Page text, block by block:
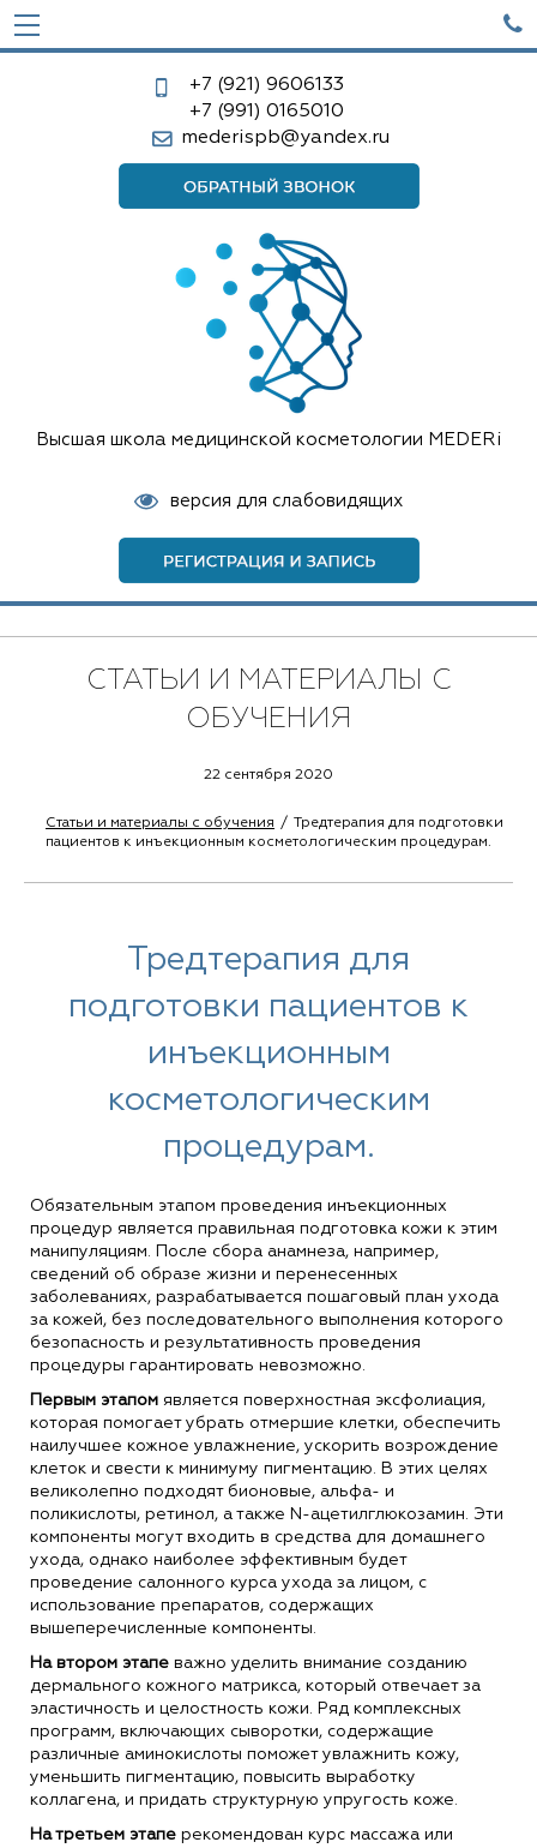

+7 (921) 9606133
+7 (991) 0165010
mederispb@yandex.ru
Высшая школа медицинской косметологии MEDERi
версия для слабовидящих
СТАТЬИ И МАТЕРИАЛЫ С
ОБУЧЕНИЯ
22 сентября 2020
Статьи и материалы с обучения
Тредтерапия для подготовки
пациентов к инъекционным косметологическим процедурам.
Тредтерапия для
подготовки пациентов к
инъекционным
косметологическим
процедурам.
Обязательным этапом проведения инъекционных
процедур является правильная подготовка кожи к этим
манипуляциям. После сбора анамнеза, например,
сведений об образе жизни и перенесенных
заболеваниях, разрабатывается пошаговый план ухода
за кожей, без последовательного выполнения которого
безопасность и результативность проведения
процедуры гарантировать невозможно.
Первым этапом является поверхностная эксфолиация,
которая помогает убрать отмершие клетки, обеспечить
наилучшее кожное увлажнение, ускорить возрождение
клеток и свести к минимуму пигментацию. В этих целях
великолепно подходят бионовые, альфа- и
поликислоты, ретинол, а также N-ацетилглюкозамин. Эти
компоненты могут входить в средства для домашнего
ухода, однако наиболее эффективным будет
проведение салонного курса ухода за лицом, с
использование препаратов, содержащих
вышеперечисленные компоненты.
На втором этапе важно уделить внимание созданию
дермального кожного матрикса, который отвечает за
эластичность и целостность кожи. Ряд комплексных
программ, включающих сыворотки, содержащие
различные аминокислоты поможет увлажнить кожу,
уменьшить пигментацию, повысить выработку
коллагена, и придать структурную упругость коже.
На третьем этапе рекомендован курс массажа или